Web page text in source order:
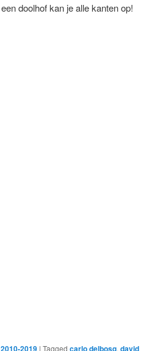
doolhof kan je alle kanten op!
2010-2019 | Tagged carlo delbosq, david